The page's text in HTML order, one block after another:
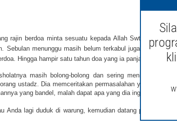
rajin berdoa minta sesuatu kepada Allah Swt. Dia
Sebulan menunggu masih belum terkabul juga, namun
Hingga hampir satu tahun doa yang ia panjatkan,
masih bolong-bolong dan sering menipu.
ustadz. Dia memceritakan permasalahan yang sedang
yang bandel, malah dapat apa yang dia inginkan.
Anda lagi duduk di warung, kemudian datang pengamen,